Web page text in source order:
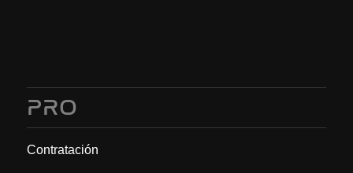
PRO
Contratación